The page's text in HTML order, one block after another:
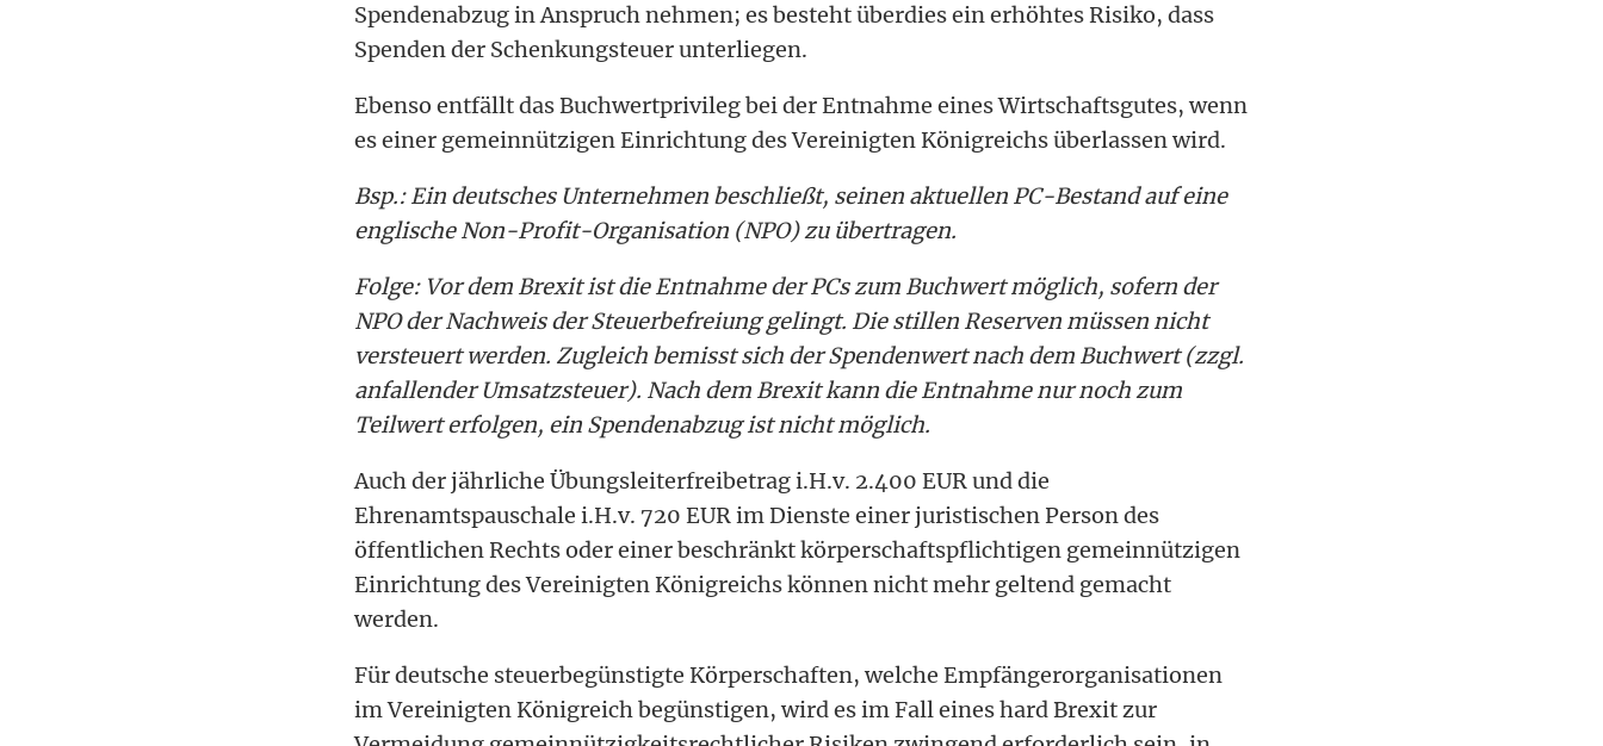
Spendenabzug in Anspruch nehmen; es besteht überdies ein erhöhtes Risiko, dass
Spenden der Schenkungsteuer unterliegen.
Ebenso entfällt das Buchwertprivileg bei der Entnahme eines Wirtschaftsgutes, wenn
es einer gemeinnützigen Einrichtung des Vereinigten Königreichs überlassen wird.
Bsp.: Ein deutsches Unternehmen beschließt, seinen aktuellen PC-Bestand auf eine
englische Non-Profit-Organisation (NPO) zu übertragen.
Folge: Vor dem Brexit ist die Entnahme der PCs zum Buchwert möglich, sofern der
NPO der Nachweis der Steuerbefreiung gelingt. Die stillen Reserven müssen nicht
versteuert werden. Zugleich bemisst sich der Spendenwert nach dem Buchwert (zzgl.
anfallender Umsatzsteuer). Nach dem Brexit kann die Entnahme nur noch zum
Teilwert erfolgen, ein Spendenabzug ist nicht möglich.
Auch der jährliche Übungsleiterfreibetrag i.H.v. 2.400 EUR und die
Ehrenamtspauschale i.H.v. 720 EUR im Dienste einer juristischen Person des
öffentlichen Rechts oder einer beschränkt körperschaftspflichtigen gemeinnützigen
Einrichtung des Vereinigten Königreichs können nicht mehr geltend gemacht
werden.
Für deutsche steuerbegünstigte Körperschaften, welche Empfängerorganisationen
im Vereinigten Königreich begünstigen, wird es im Fall eines hard Brexit zur